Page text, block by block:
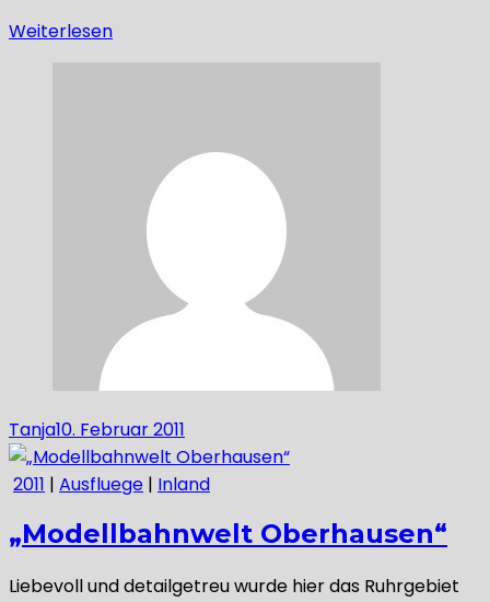
Weiterlesen
Tanja10. Februar 2011
2011 | Ausfluege | Inland
„Modellbahnwelt Oberhausen“
Liebevoll und detailgetreu wurde hier das Ruhrgebiet